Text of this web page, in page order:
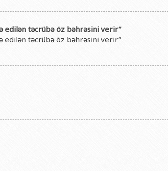
edilən təcrübə öz bəhrəsini verir”
edilən təcrübə öz bəhrəsini verir”